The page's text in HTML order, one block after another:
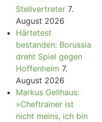
Stellvertreter 7.
August 2026
Härtetest
bestanden: Borussia
dreht Spiel gegen
Hoffenheim 7.
August 2026
Markus Gellhaus:
»Cheftrainer ist
nicht meins, ich bin